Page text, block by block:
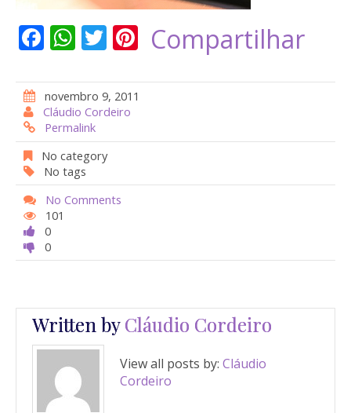
F
e
b
o
o
k
W
at
s
A
p
p
T
itt
er
Pi
er
st
Compartilhar
novembro 9, 2011
Cláudio Cordeiro
Permalink
No category
No tags
No Comments
101
0
0
Written byCláudio Cordeiro
View all posts by: Cláudio
Cordeiro